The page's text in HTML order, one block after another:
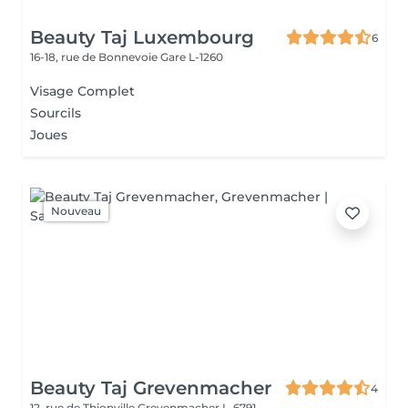
Beauty Taj Luxembourg
6
16-18, rue de Bonnevoie Gare L-1260
Visage Complet
Sourcils
Joues
Nouveau
Beauty Taj Grevenmacher
4